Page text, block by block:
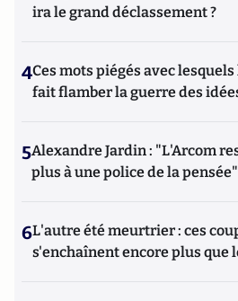
ira le grand déclassement ?
4Ces mots piégés avec
fait flamber la guerre des
5Alexandre Jardin : "L'Arcom
plus à une police de la pensée"
6L'autre été meurtrier : ces
s'enchaînent encore plus que